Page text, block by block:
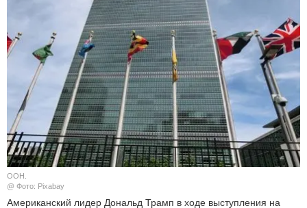
В МИРЕ
ОБЩЕСТВО
КУЛЬТУРА
НАУКА
СПОРТ
ШОУ-БИЗНЕС
ООН.
@ Фото: Pixabay
Американский лидер Дональд Трамп в ходе выступления на